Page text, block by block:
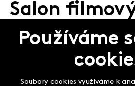
Salon
klapek
Používáme
Soubory cookies využíváme k